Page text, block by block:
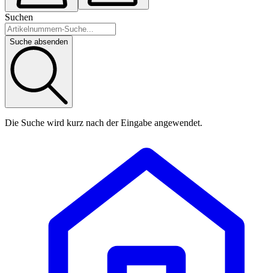
Suchen
Suche absenden
Die Suche wird kurz nach der Eingabe angewendet.